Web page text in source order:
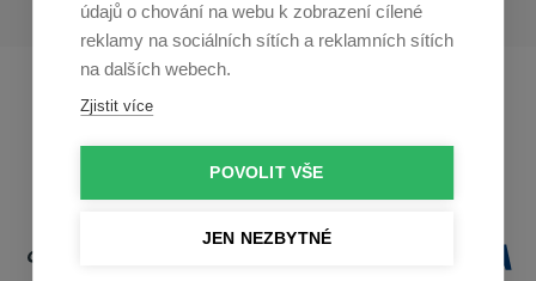
údajů o chování na webu k zobrazení cílené
reklamy na sociálních sítích a reklamních sítích
na dalších webech.
Zjistit více
POVOLIT VŠE
JEN NEZBYTNÉ
Profikuchar.sk